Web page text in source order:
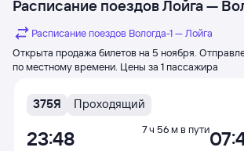
Расписание поездов Лойга —
Расписание поездов Вологда-1 — Лойга
Открыта продажа билетов на 5 ноября.
по местному времени. Цены за 1 пассажира
375Я Проходящий
23:48 7 ч 56 м в пути